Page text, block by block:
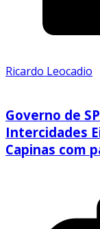
Ricardo Leocadio
Governo de
Intercidades
Capinas com